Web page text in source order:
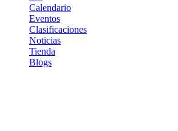
Calendario
Eventos
Clasificaciones
Noticias
Tienda
Blogs